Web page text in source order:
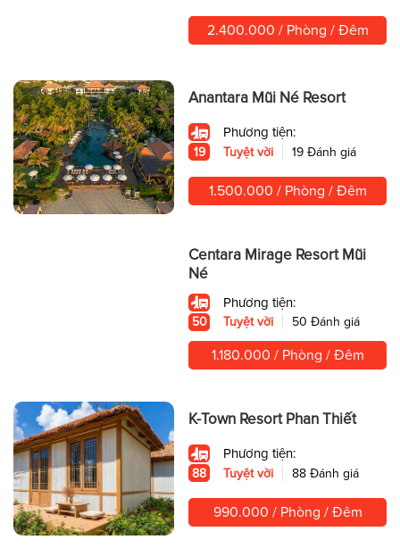
2.400.000 / Phòng / Đêm
Anantara Mũi Né Resort
Phương tiện:
19 Tuyệt vời 19 Đánh giá
1.500.000 / Phòng / Đêm
Centara Mirage Resort Mũi
Né
Phương tiện:
50 Tuyệt vời 50 Đánh giá
1.180.000 / Phòng / Đêm
K-Town Resort Phan Thiết
Phương tiện:
88 Tuyệt vời 88 Đánh giá
990.000 / Phòng / Đêm